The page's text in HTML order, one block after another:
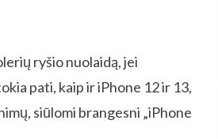
ryšio nuolaidą, jei
pati, kaip ir iPhone 12 ir 13,
siūlomi brangesni „iPhone